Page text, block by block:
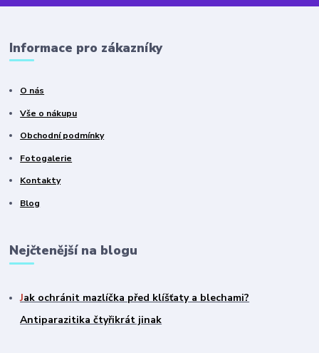
Informace pro zákazníky
O nás
Vše o nákupu
Obchodní podmínky
Fotogalerie
Kontakty
Blog
Nejčtenější na blogu
Jak ochránit mazlíčka před klíšťaty a blechami?
Antiparazitika čtyřikrát jinak